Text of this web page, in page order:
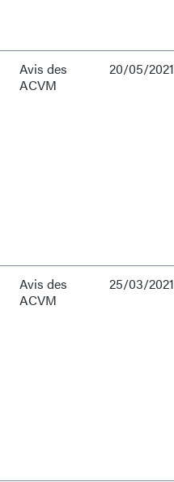
Avis des
ACVM
20/05/2021
Avis des
ACVM
25/03/2021